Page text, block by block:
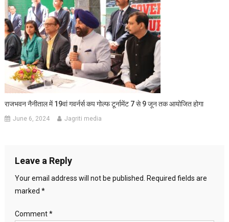
राजभवन नैनीताल में 19वां गवर्नर्स कप गोल्फ टूर्नामेंट 7 से 9 जून तक आयोजित होगा
June 6, 2024 Jagriti media
Leave a Reply
Your email address will not be published.
Required fields are
marked *
Comment*